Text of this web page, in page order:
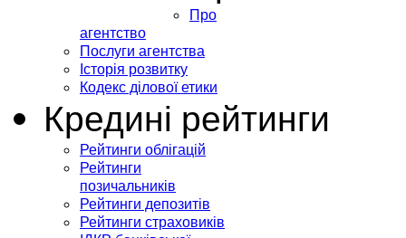
Про
агентство
Послуги агентства
Історія розвитку
Кодекс ділової етики
Кредині рейтинги
Рейтинги облігацій
Рейтинги
позичальників
Рейтинги депозитів
Рейтинги страховиків